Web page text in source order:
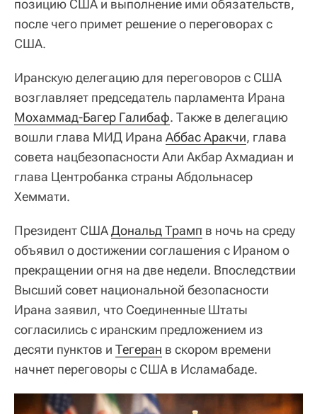
позицию США и выполнение ими обязательств,
после чего примет решение о переговорах с
США.
Иранскую делегацию для переговоров с США
возглавляет председатель парламента Ирана
Мохаммад-Багер Галибаф. Также в делегацию
вошли глава МИД Ирана Аббас Аракчи, глава
совета нацбезопасности Али Акбар Ахмадиан и
глава Центробанка страны Абдольнасер
Хеммати.
Президент СШАДональд Трамп в ночь на среду
объявил о достижении соглашения с Ираном о
прекращении огня на две недели. Впоследствии
Высший совет национальной безопасности
Ирана заявил, что Соединенные Штаты
согласились с иранским предложением из
десяти пунктов и Тегеран в скором времени
начнет переговоры с США в Исламабаде.